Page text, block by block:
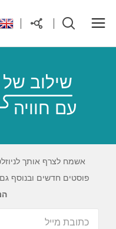
יעדים בעולם
טיפים והנחות לטיול
אודות
שילוב
עם חוויה
אשמח לצרף אותך
פוסטים חדשים ובנוסף